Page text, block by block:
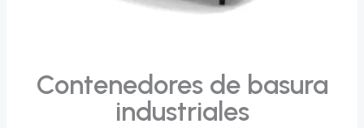
Contenedores de basura
industriales